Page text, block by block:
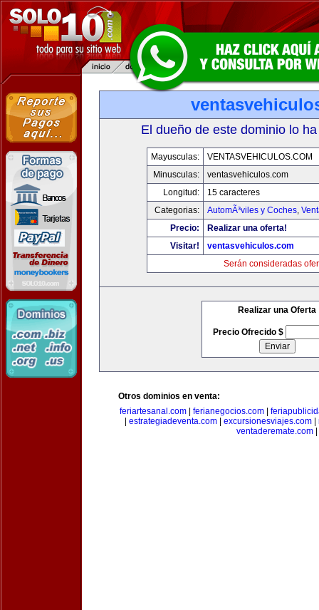
El dueño de este dominio lo
Mayusculas:
VENTASVEHICULOS.COM
Minusculas:
ventasvehiculos.com
Longitud:
15 caracteres
Categorias:
AutomÃ³viles y Coches,
Precio:
Realizar una oferta!
Visitar!
ventasvehiculos.com
Serán consideradas
Realizar una Oferta
Precio Ofrecido $
Otros dominios en venta:
feriartesanal.com
ferianegocios.com
estrategiadeventa.com| excursionesviajes.com|
ventaderemate.com